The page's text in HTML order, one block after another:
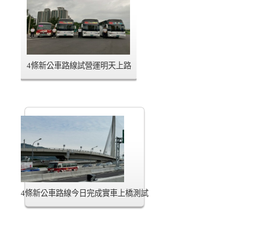
4條新公車路線試營運明天上路
4條新公車路線今日完成實車上橋測試